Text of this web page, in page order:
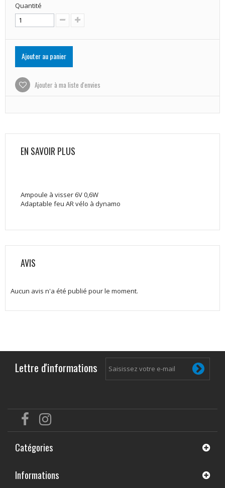
Quantité
Ajouter au panier
Ajouter à ma liste d'envies
EN SAVOIR PLUS
Ampoule à visser 6V 0,6W
Adaptable feu AR vélo à dynamo
AVIS
Aucun avis n'a été publié pour le moment.
Lettre d'informations
Catégories
Informations